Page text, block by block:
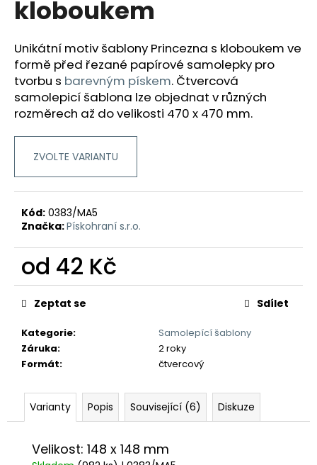
kloboukem
Unikátní motiv šablony Princezna s kloboukem ve
formě před řezané papírové samolepky pro
tvorbu s barevným pískem. Čtvercová
samolepicí šablona lze objednat v různých
rozměrech až do velikosti 470 x 470 mm.
ZVOLTE VARIANTU
Kód: 0383/MA5
Značka:Pískohraní s.r.o.
od 42 Kč
Měrná
cena:
Kategorie:
Samolepící šablony
Záruka:
2 roky
Formát: čtvercový
Zeptat se Sdílet
Varianty Popis Související (6) Diskuze
Velikost: 148 x 148 mm
a
í
t
?
D
o
r
u
u
e